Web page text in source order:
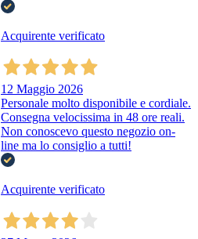
Acquirente verificato
12 Maggio 2026
Personale molto disponibile e cordiale.
Consegna velocissima in 48 ore reali.
Non conoscevo questo negozio on-
line ma lo consiglio a tutti!
Acquirente verificato